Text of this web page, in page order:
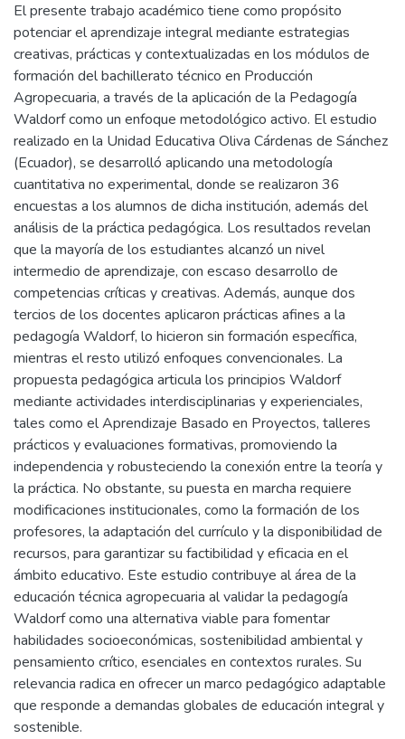
El presente trabajo académico tiene como propósito
potenciar el aprendizaje integral mediante estrategias
creativas, prácticas y contextualizadas en los módulos de
formación del bachillerato técnico en Producción
Agropecuaria, a través de la aplicación de la Pedagogía
Waldorf como un enfoque metodológico activo. El estudio
realizado en la Unidad Educativa Oliva Cárdenas de Sánchez
(Ecuador), se desarrolló aplicando una metodología
cuantitativa no experimental, donde se realizaron 36
encuestas a los alumnos de dicha institución, además del
análisis de la práctica pedagógica. Los resultados revelan
que la mayoría de los estudiantes alcanzó un nivel
intermedio de aprendizaje, con escaso desarrollo de
competencias críticas y creativas. Además, aunque dos
tercios de los docentes aplicaron prácticas afines a la
pedagogía Waldorf, lo hicieron sin formación específica,
mientras el resto utilizó enfoques convencionales. La
propuesta pedagógica articula los principios Waldorf
mediante actividades interdisciplinarias y experienciales,
tales como el Aprendizaje Basado en Proyectos, talleres
prácticos y evaluaciones formativas, promoviendo la
independencia y robusteciendo la conexión entre la teoría y
la práctica. No obstante, su puesta en marcha requiere
modificaciones institucionales, como la formación de los
profesores, la adaptación del currículo y la disponibilidad de
recursos, para garantizar su factibilidad y eficacia en el
ámbito educativo. Este estudio contribuye al área de la
educación técnica agropecuaria al validar la pedagogía
Waldorf como una alternativa viable para fomentar
habilidades socioeconómicas, sostenibilidad ambiental y
pensamiento crítico, esenciales en contextos rurales. Su
relevancia radica en ofrecer un marco pedagógico adaptable
que responde a demandas globales de educación integral y
sostenible.